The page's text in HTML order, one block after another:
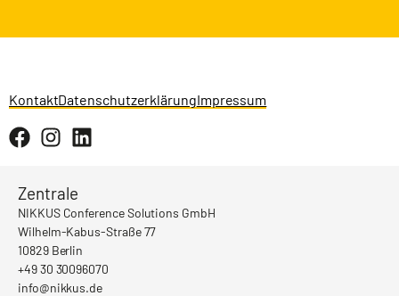
KontaktDatenschutzerklärungImpressum
Zentrale
NIKKUS Conference Solutions GmbH
Wilhelm-Kabus-Straße 77
10829 Berlin
+49 30 30096070
info@nikkus.de